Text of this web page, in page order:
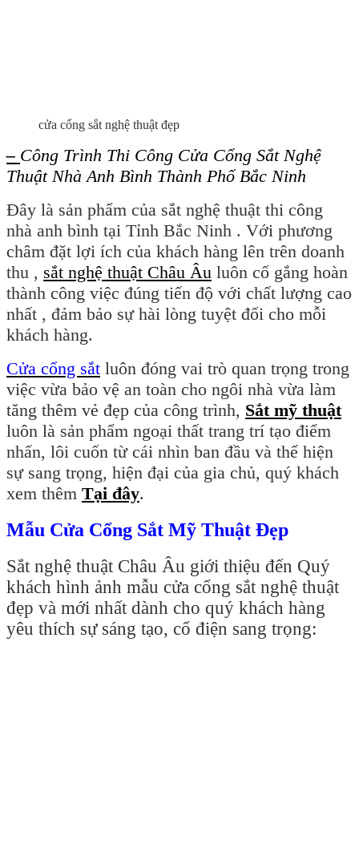
cửa cổng sắt nghệ thuật đẹp
– Công Trình Thi Công Cửa Cổng Sắt Nghệ
Thuật Nhà Anh Bình Thành Phố Bắc Ninh
Đây là sản phẩm của sắt nghệ thuật thi công
nhà anh bình tại Tỉnh Bắc Ninh . Với phương
châm đặt lợi ích của khách hàng lên trên doanh
thu , sắt nghệ thuật Châu Âu luôn cố gắng hoàn
thành công việc đúng tiến độ với chất lượng cao
nhất , đảm bảo sự hài lòng tuyệt đối cho mỗi
khách hàng.
Cửa cổng sắt luôn đóng vai trò quan trọng trong
việc vừa bảo vệ an toàn cho ngôi nhà vừa làm
tăng thêm vẻ đẹp của công trình, Sắt mỹ thuật
luôn là sản phẩm ngoại thất trang trí tạo điểm
nhấn, lôi cuốn từ cái nhìn ban đầu và thể hiện
sự sang trọng, hiện đại của gia chủ, quý khách
xem thêm Tại đây.
Mẫu Cửa Cổng Sắt Mỹ Thuật Đẹp
Sắt nghệ thuật Châu Âu giới thiệu đến Quý
khách hình ảnh mẫu cửa cổng sắt nghệ thuật
đẹp và mới nhất dành cho quý khách hàng
yêu thích sự sáng tạo, cổ điện sang trọng: